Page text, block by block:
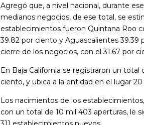
Agregó que, a nivel nacional, durante
medianos negocios, de ese total, se
establecimientos fueron Quintana Roo
39.82 por ciento y Aguascalientes 39.39
cierre de los negocios, con el 31.67 por
En Baja California se registraron un
ciento, y ubica a la entidad en el lugar
Los nacimientos de los
con un total de 10 mil 403 aperturas, le